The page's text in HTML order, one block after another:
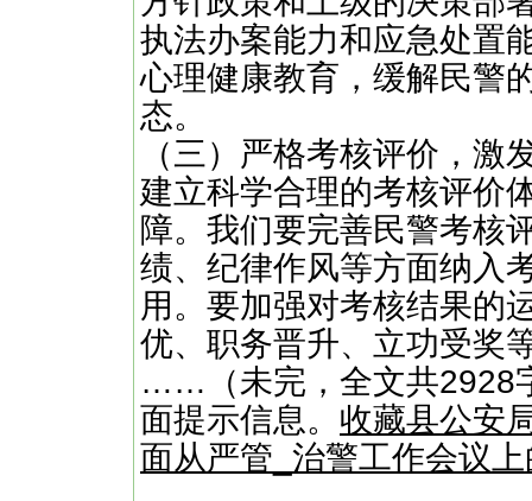
执法办案能力和应急处置
心理健康教育，缓解民警
态。
（三）严格考核评价，激
建立科学合理的考核评价
障。我们要完善民警考核
绩、纪律作风等方面纳入
用。要加强对考核结果的
优、职务晋升、立功受奖
……（未完，全文共2928
面提示信息。 收藏县公安
面从严管_治警工作会议